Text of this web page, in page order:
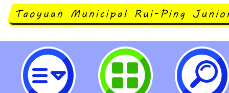
建國自造教育及科技中心計畫113
習-桃園市立瑞坪國民中學